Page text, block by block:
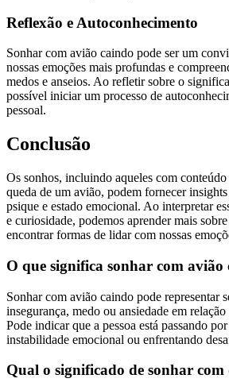
Reflexão e Autoconhecimento
Sonhar com avião caindo pode ser um
nossas emoções mais profundas e
medos e anseios. Ao refletir sobre o
possível iniciar um processo de
pessoal.
Conclusão
Os sonhos, incluindo aqueles com
queda de um avião, podem fornecer
psique e estado emocional. Ao interpretar
e curiosidade, podemos aprender mais
encontrar formas de lidar com nossas
O que significa sonhar com avião
Sonhar com avião caindo pode representar
insegurança, medo ou ansiedade em
Pode indicar que a pessoa está passando
instabilidade emocional ou enfrentando
Qual o significado de sonhar com